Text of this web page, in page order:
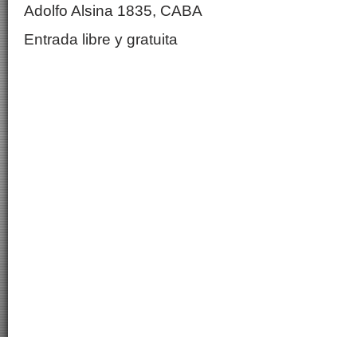
Adolfo Alsina 1835, CABA
Entrada libre y gratuita